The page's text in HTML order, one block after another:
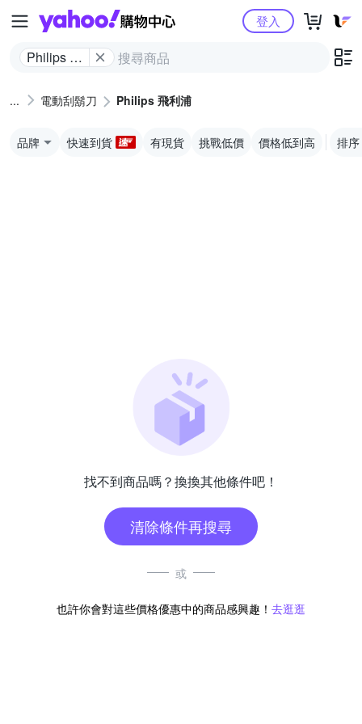
Yahoo購物中心
Philips 飛
登入
電動刮鬍刀 Philips 飛利浦
品牌 快速到貨 有現貨 挑戰低價 價格低到高 排序
找不到商品嗎？換換其他條件吧！
清除條件再搜尋
或
也許你會對這些價格優惠中的商品感興趣！ 去逛逛